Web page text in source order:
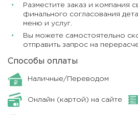
Разместите заказ и компания
финального согласования
меню и услуг.
Вы можете самостоятельно
отправить запрос на
Способы оплаты
Наличные/Переводом
Онлайн (картой) на сайте